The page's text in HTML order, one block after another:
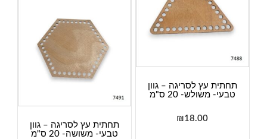
לתינוק-
74*40
ס"מ
תחתית עץ לסריגה – גוון
טבעי- משולש- 20 ס"מ
₪18.00
תחתית עץ לסריגה – גוון
טבעי- משושה- 20 ס"מ